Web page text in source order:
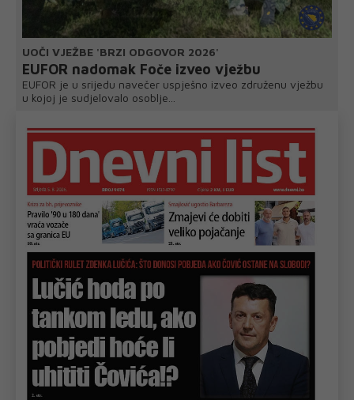
UOČI VJEŽBE 'BRZI ODGOVOR 2026'
EUFOR nadomak Foče izveo vježbu
EUFOR je u srijedu navečer uspješno izveo združenu vježbu
u kojoj je sudjelovalo osoblje...